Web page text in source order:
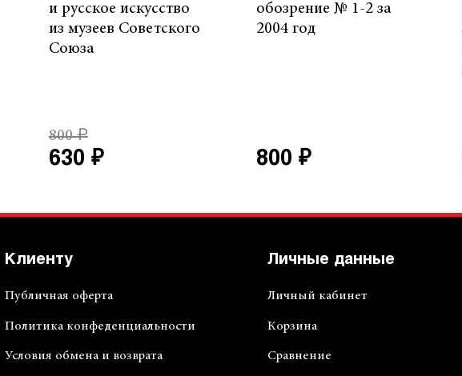
и русское искусство
из музеев Советского
Союза
800 ₽
630 ₽
обозрение № 1-2 за
2004 год
800 ₽
Клиенту
Публичная оферта
Политика конфеденциальности
Условия обмена и возврата
Личные данные
Личный кабинет
Корзина
Сравнение